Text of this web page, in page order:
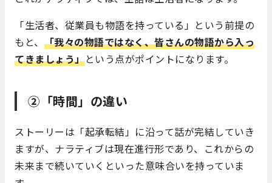
「生活者、従業員も物語を持っている」という前提の
もと、 「我々の物語ではなく、皆さんの物語から入っ
てきましょう」という点がポイントになります。
②「時間」の違い
ストーリーは「起承転結」に沿って話が完結していき
ますが、ナラティブは現在進行形であり、これからの
未来まで続いていくといった意味合いを持っていま